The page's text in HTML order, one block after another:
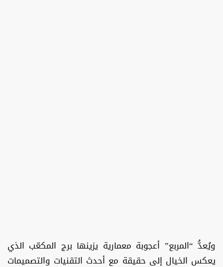
ويُعدُّ “المربع” أعجوبة معمارية يزينها برج المكعّب الذي
يعكس الخيال إلى حقيقة مع أحدث التقنيات والتصميمات